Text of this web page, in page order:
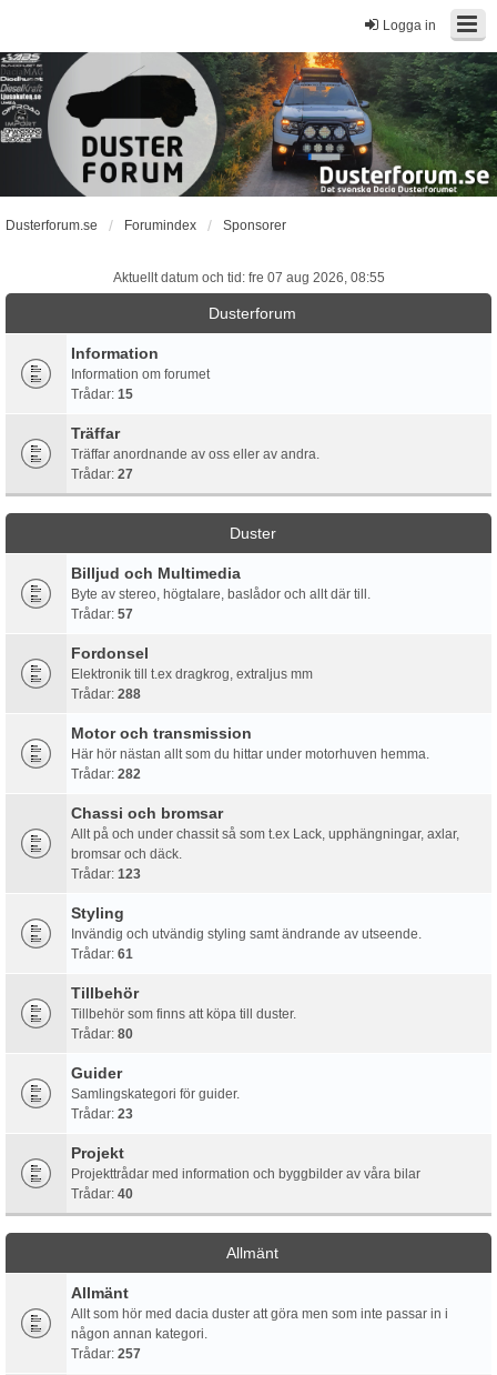
Logga in
Dusterforum.se Forumindex Sponsorer
Aktuellt datum och tid: fre 07 aug 2026, 08:55
Dusterforum
Information
Information om forumet
Trådar: 15
Träffar
Träffar anordnande av oss eller av andra.
Trådar: 27
Duster
Billjud och Multimedia
Byte av stereo, högtalare, baslådor och allt där till.
Trådar: 57
Fordonsel
Elektronik till t.ex dragkrog, extraljus mm
Trådar: 288
Motor och transmission
Här hör nästan allt som du hittar under motorhuven hemma.
Trådar: 282
Chassi och bromsar
Allt på och under chassit så som t.ex Lack, upphängningar, axlar,
bromsar och däck.
Trådar: 123
Styling
Invändig och utvändig styling samt ändrande av utseende.
Trådar: 61
Tillbehör
Tillbehör som finns att köpa till duster.
Trådar: 80
Guider
Samlingskategori för guider.
Trådar: 23
Projekt
Projekttrådar med information och byggbilder av våra bilar
Trådar: 40
Allmänt
Allmänt
Allt som hör med dacia duster att göra men som inte passar in i
någon annan kategori.
Trådar: 257